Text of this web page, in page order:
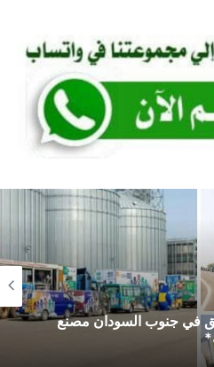
في جنوب السودان مصنع